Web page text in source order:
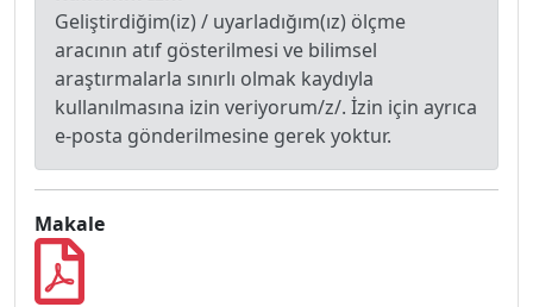
Geliştirdiğim(iz) / uyarladığım(ız) ölçme
aracının atıf gösterilmesi ve bilimsel
araştırmalarla sınırlı olmak kaydıyla
kullanılmasına izin veriyorum/z/. İzin için ayrıca
e-posta gönderilmesine gerek yoktur.
Makale